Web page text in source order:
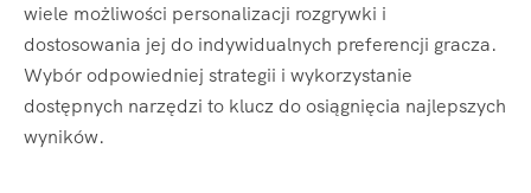
wiele możliwości personalizacji rozgrywki i
dostosowania jej do indywidualnych preferencji gracza.
Wybór odpowiedniej strategii i wykorzystanie
dostępnych narzędzi to klucz do osiągnięcia najlepszych
wyników.